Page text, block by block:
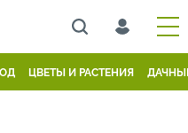
ЦВЕТЫ И РАСТЕНИЯ